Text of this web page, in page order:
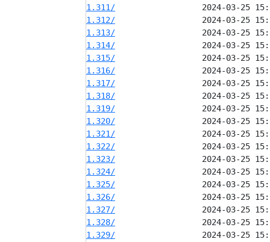
1.311/
1.312/
1.313/
1.314/
1.315/
1.316/
1.317/
1.318/
1.319/
1.320/
1.321/
1.322/
1.323/
1.324/
1.325/
1.326/
1.327/
1.328/
1.329/